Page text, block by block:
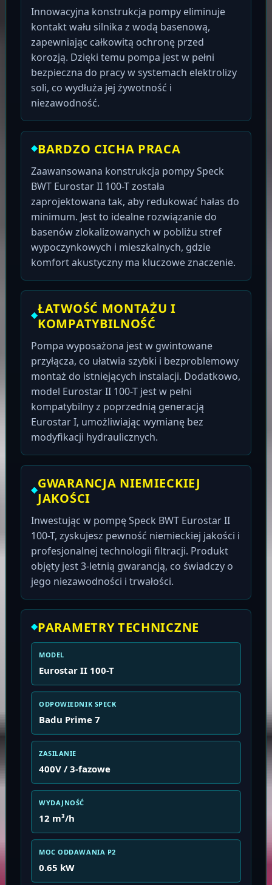
Innowacyjna konstrukcja pompy eliminuje
kontakt wału silnika z wodą basenową,
zapewniając całkowitą ochronę przed
korozją. Dzięki temu pompa jest w pełni
bezpieczna do pracy w systemach elektrolizy
soli, co wydłuża jej żywotność i
niezawodność.
BARDZO CICHA PRACA
Zaawansowana konstrukcja pompy Speck
BWT Eurostar II 100-T została
zaprojektowana tak, aby redukować hałas do
minimum. Jest to idealne rozwiązanie do
basenów zlokalizowanych w pobliżu stref
wypoczynkowych i mieszkalnych, gdzie
komfort akustyczny ma kluczowe znaczenie.
ŁATWOŚĆ MONTAŻU I
KOMPATYBILNOŚĆ
Pompa wyposażona jest w gwintowane
przyłącza, co ułatwia szybki i bezproblemowy
montaż do istniejących instalacji. Dodatkowo,
model Eurostar II 100-T jest w pełni
kompatybilny z poprzednią generacją
Eurostar I, umożliwiając wymianę bez
modyfikacji hydraulicznych.
GWARANCJA NIEMIECKIEJ
JAKOŚCI
Inwestując w pompę Speck BWT Eurostar II
100-T, zyskujesz pewność niemieckiej jakości i
profesjonalnej technologii filtracji. Produkt
objęty jest 3-letnią gwarancją, co świadczy o
jego niezawodności i trwałości.
PARAMETRY TECHNICZNE
MODEL
Eurostar II 100-T
ODPOWIEDNIK SPECK
Badu Prime 7
ZASILANIE
400V / 3-fazowe
WYDAJNOŚĆ
12 m³/h
MOC ODDAWANIA P2
0.65 kW